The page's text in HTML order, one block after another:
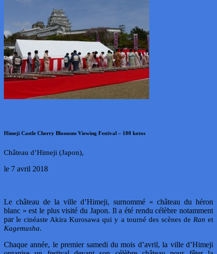
Himeji Castle Cherry Blossoms Viewing Festival – 100 kotos
Château d’Himeji (Japon),
le 7 avril 2018
Le château de la ville d’Himeji, surnommé « château du héron
blanc » est le plus visité du Japon. Il a été rendu célèbre notamment
par le cinéaste Akira Kurosawa qui y a tourné des scènes de Ran et
Kagemusha.
Chaque année, le premier samedi du mois d’avril, la ville d’Himeji